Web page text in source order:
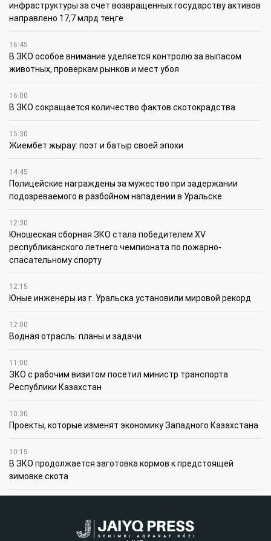
инфраструктуры за счет возвращенных государству активов
направлено 17,7 млрд теңге
16:45
В ЗКО особое внимание уделяется контролю за выпасом
животных, проверкам рынков и мест убоя
16:00
В ЗКО сокращается количество фактов скотокрадства
15:30
Жиембет жырау: поэт и батыр своей эпохи
14:45
Полицейские награждены за мужество при задержании
подозреваемого в разбойном нападении в Уральске
12:30
Юношеская сборная ЗКО стала победителем XV
республиканского летнего чемпионата по пожарно-
спасательному спорту
12:15
Юные инженеры из г. Уральска установили мировой рекорд
12:00
Водная отрасль: планы и задачи
11:00
ЗКО с рабочим визитом посетил министр транспорта
Республики Казахстан
10:30
Проекты, которые изменят экономику Западного Казахстана
10:15
В ЗКО продолжается заготовка кормов к предстоящей
зимовке скота